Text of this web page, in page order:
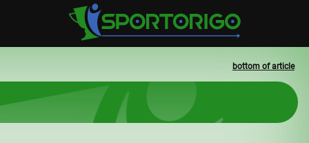
bottom of article